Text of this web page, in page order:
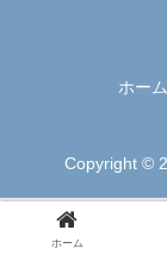
ホーム
Copyright ©
ホーム